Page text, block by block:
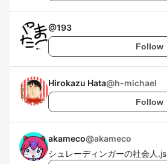
@193
Follow
Hirokazu Hata@h-michael
Follow
akameco@akameco
シュレーディンガーの社会人.js